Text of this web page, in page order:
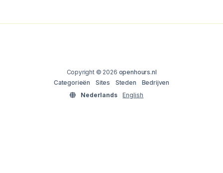
Copyright © 2026 openhours.nl
Categorieën
Sites Steden
Bedrijven
Nederlands
English